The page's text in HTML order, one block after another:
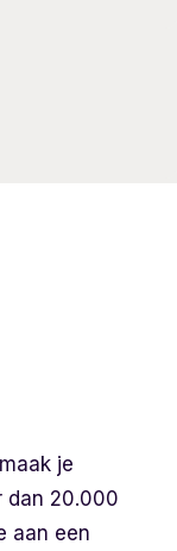
je
dan 20.000
aan een